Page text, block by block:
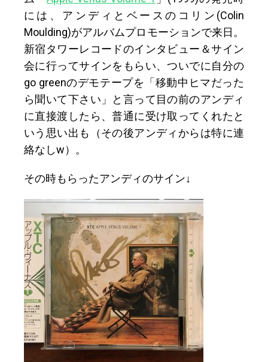
には、アンディとベースのコリン(Colin
Moulding)がアルバムプロモーションで来日。
新宿タワーレコードのインタビュー＆サイン
会に行ってサインをもらい、ついでに自分の
go greenのデモテープを「移動中ヒマだった
ら聞いて下さい」と言って目の前のアンディ
に直接渡したら、普通に受け取ってくれたと
いう思い出も（その後アンディからは特に連
絡なしw）。
その時もらったアンディのサイン↓